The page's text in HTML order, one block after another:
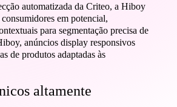
automatizada da Criteo, a Hiboy
em potencial,
para segmentação precisa de
anúncios display responsivos
de produtos adaptadas às
altamente